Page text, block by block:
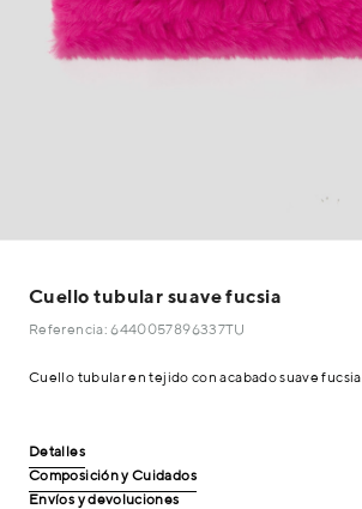
Cuello tubular suave fucsia
Referencia: 6440057896337TU
Cuello tubular en tejido con acabado suave fucsia.
Detalles
Composición y Cuidados
Envíos y devoluciones